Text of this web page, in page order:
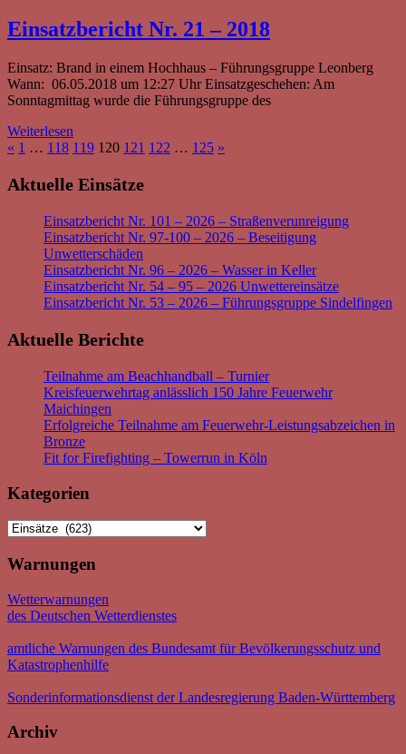
Einsatzbericht Nr. 21 – 2018
Einsatz: Brand in einem Hochhaus – Führungsgruppe Leonberg
Wann: 06.05.2018 um 12:27 Uhr Einsatzgeschehen: Am
Sonntagmittag wurde die Führungsgruppe des
Weiterlesen
Seitennummerierung
der
« Vorherige
1 … 118 119 120 121 122 … 125 Nächste
»
Aktuelle Einsätze
Einsatzbericht Nr. 101 – 2026 – Straßenverunreigung
Einsatzbericht Nr. 97-100 – 2026 – Beseitigung
Unwetterschäden
Einsatzbericht Nr. 96 – 2026 – Wasser in Keller
Einsatzbericht Nr. 54 – 95 – 2026 Unwettereinsätze
Einsatzbericht Nr. 53 – 2026 – Führungsgruppe Sindelfingen
Aktuelle Berichte
Teilnahme am Beachhandball – Turnier
Kreisfeuerwehrtag anlässlich 150 Jahre Feuerwehr
Maichingen
Erfolgreiche Teilnahme am Feuerwehr-Leistungsabzeichen in
Bronze
Fit for Firefighting – Towerrun in Köln
Kategorien
Kategorien
Warnungen
Wetterwarnungen
des Deutschen Wetterdienstes
amtliche Warnungen des Bundesamt für Bevölkerungsschutz und
Katastrophenhilfe
Sonderinformationsdienst der Landesregierung Baden-Württemberg
Archiv